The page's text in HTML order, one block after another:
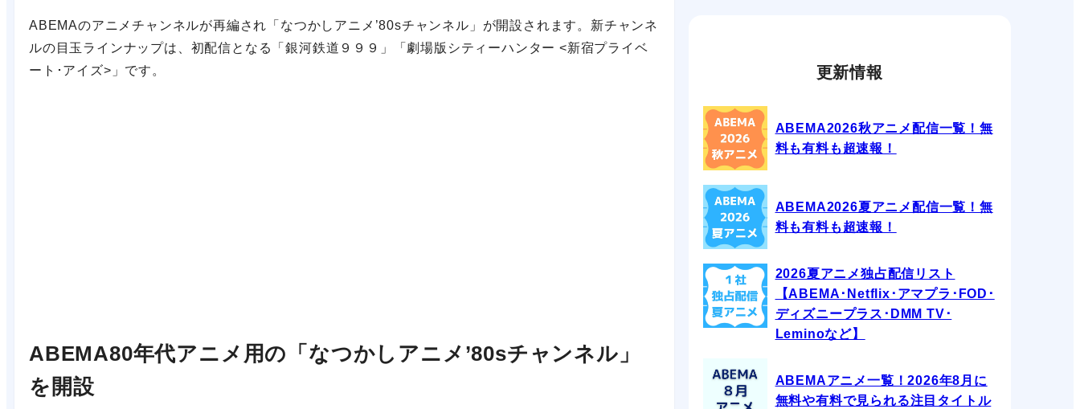
ABEMAのアニメチャンネルが再編され「なつかしアニメ’80sチャンネル」が開設されます。新チャンネ
ルの目玉ラインナップは、初配信となる「銀河鉄道９９９」「劇場版シティーハンター <新宿プライベ
ート･アイズ>」です。
ABEMA80年代アニメ用の「なつかしアニメ’80sチャンネル」
を開設
更新情報
ABEMA2026秋アニメ配信一覧！無
料も有料も超速報！
ABEMA2026夏アニメ配信一覧！無
料も有料も超速報！
2026夏アニメ独占配信リスト
【ABEMA･Netflix･アマプラ･FOD･
ディズニープラス･DMM TV･
Leminoなど】
ABEMAアニメ一覧！2026年8月に
無料や有料で見られる注目タイトル